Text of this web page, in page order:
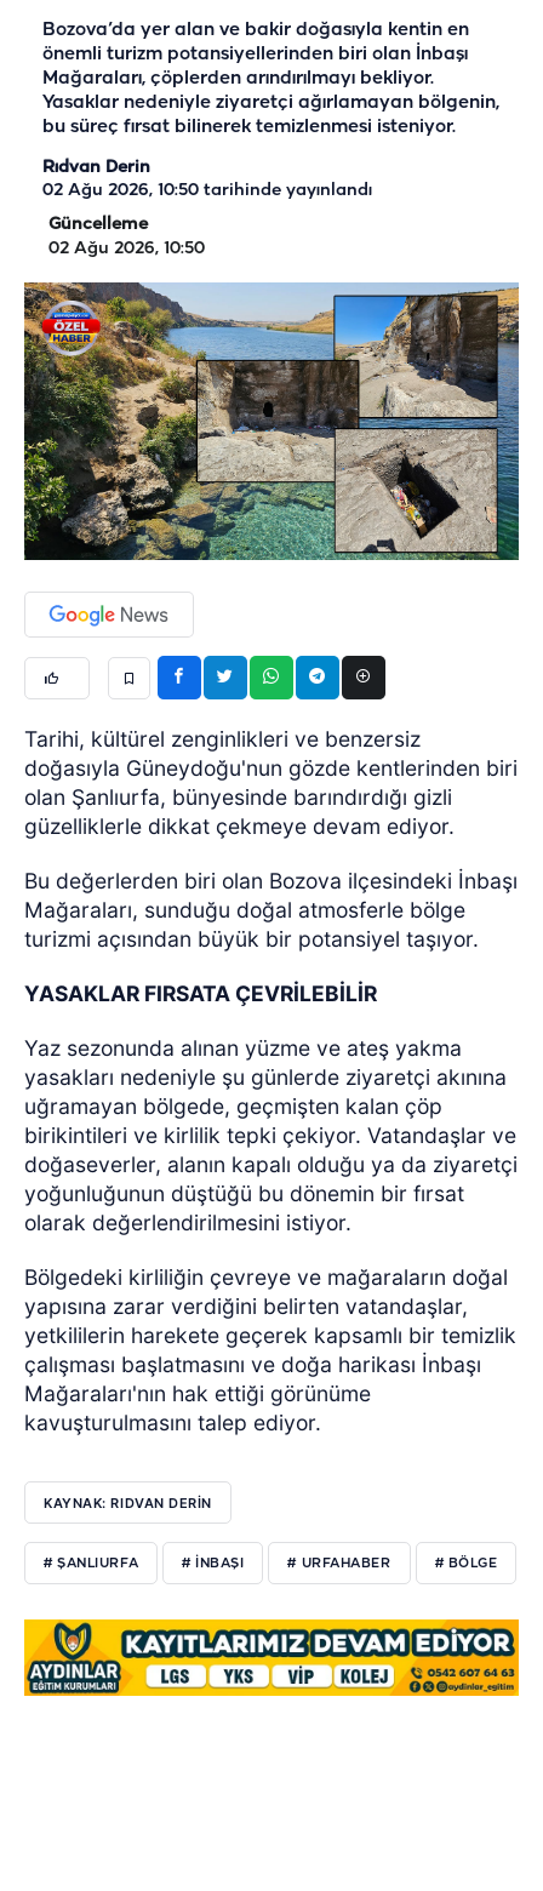
Bozova’da yer alan ve bakir doğasıyla kentin en
önemli turizm potansiyellerinden biri olan İnbaşı
Mağaraları, çöplerden arındırılmayı bekliyor.
Yasaklar nedeniyle ziyaretçi ağırlamayan bölgenin,
bu süreç fırsat bilinerek temizlenmesi isteniyor.
Rıdvan Derin
02 Ağu 2026, 10:50 tarihinde yayınlandı
Güncelleme
02 Ağu 2026, 10:50
Tarihi, kültürel zenginlikleri ve benzersiz
doğasıyla Güneydoğu'nun gözde kentlerinden biri
olan Şanlıurfa, bünyesinde barındırdığı gizli
güzelliklerle dikkat çekmeye devam ediyor.
Bu değerlerden biri olan Bozova ilçesindeki İnbaşı
Mağaraları, sunduğu doğal atmosferle bölge
turizmi açısından büyük bir potansiyel taşıyor.
YASAKLAR FIRSATA ÇEVRİLEBİLİR
Yaz sezonunda alınan yüzme ve ateş yakma
yasakları nedeniyle şu günlerde ziyaretçi akınına
uğramayan bölgede, geçmişten kalan çöp
birikintileri ve kirlilik tepki çekiyor. Vatandaşlar ve
doğaseverler, alanın kapalı olduğu ya da ziyaretçi
yoğunluğunun düştüğü bu dönemin bir fırsat
olarak değerlendirilmesini istiyor.
Bölgedeki kirliliğin çevreye ve mağaraların doğal
yapısına zarar verdiğini belirten vatandaşlar,
yetkililerin harekete geçerek kapsamlı bir temizlik
çalışması başlatmasını ve doğa harikası İnbaşı
Mağaraları'nın hak ettiği görünüme
kavuşturulmasını talep ediyor.
KAYNAK: RIDVAN DERİN
# ŞANLIURFA # İNBAŞI # URFAHABER # BÖLGE